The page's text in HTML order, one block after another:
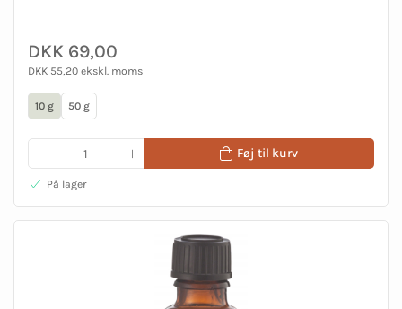
DKK 69,00
DKK 55,20 ekskl. moms
10 g 50 g
Føj til kurv
På lager